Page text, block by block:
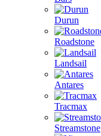
Durun
Roadstone
Landsail
Antares
Tracmax
Streamstone